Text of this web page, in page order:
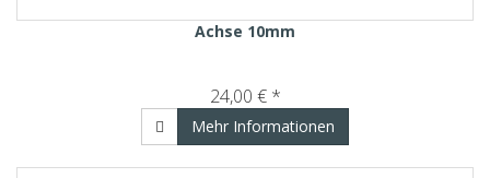
Achse 10mm
24,00 € *
Mehr Informationen